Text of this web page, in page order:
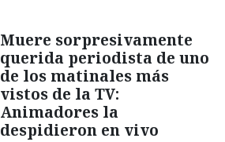
Muere sorpresivamente
querida periodista de uno
de los matinales más
vistos de la TV:
Animadores la
despidieron en vivo